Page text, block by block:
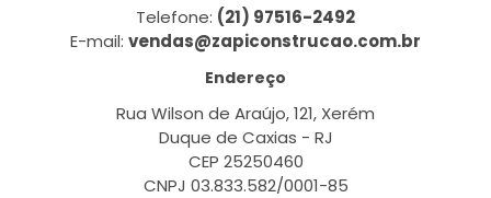
Telefone: (21) 97516-2492
E-mail: vendas@zapiconstrucao.com.br
Endereço
Rua Wilson de Araújo, 121, Xerém
Duque de Caxias - RJ
CEP 25250460
CNPJ 03.833.582/0001-85